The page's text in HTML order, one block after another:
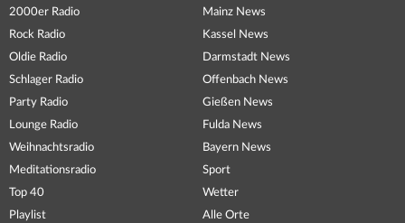
2000er Radio
Rock Radio
Oldie Radio
Schlager Radio
Party Radio
Lounge Radio
Weihnachtsradio
Meditationsradio
Top 40
Playlist
Mainz News
Kassel News
Darmstadt News
Offenbach News
Gießen News
Fulda News
Bayern News
Sport
Wetter
Alle Orte